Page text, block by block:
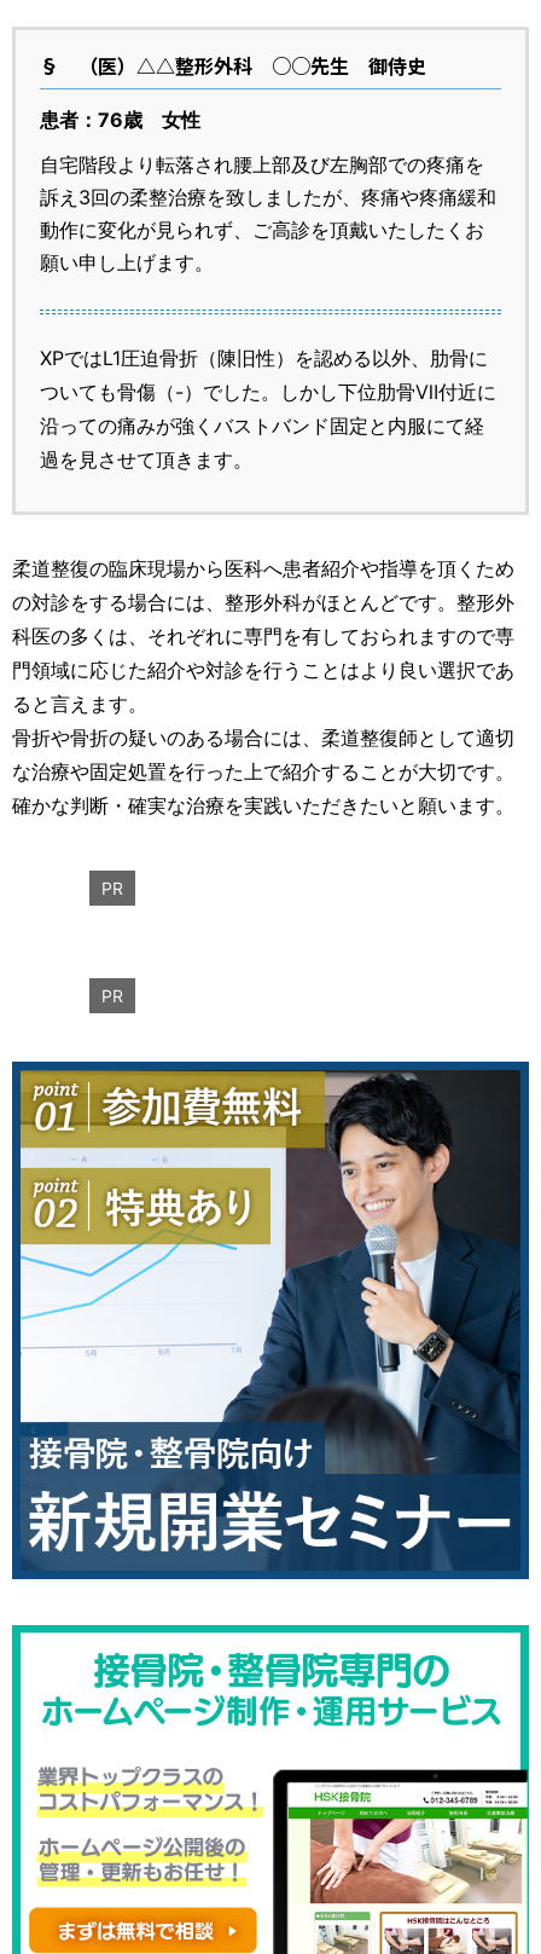
§ （医）△△整形外科 ○○先生 御侍史
患者：76歳 女性
自宅階段より転落され腰上部及び左胸部での疼痛を
訴え3回の柔整治療を致しましたが、疼痛や疼痛緩和
動作に変化が見られず、ご高診を頂戴いたしたくお
願い申し上げます。
XPではL1圧迫骨折（陳旧性）を認める以外、肋骨に
ついても骨傷（-）でした。しかし下位肋骨Ⅶ付近に
沿っての痛みが強くバストバンド固定と内服にて経
過を見させて頂きます。
柔道整復の臨床現場から医科へ患者紹介や指導を頂くため
の対診をする場合には、整形外科がほとんどです。整形外
科医の多くは、それぞれに専門を有しておられますので専
門領域に応じた紹介や対診を行うことはより良い選択であ
ると言えます。
骨折や骨折の疑いのある場合には、柔道整復師として適切
な治療や固定処置を行った上で紹介することが大切です。
確かな判断・確実な治療を実践いただきたいと願います。
PR
PR